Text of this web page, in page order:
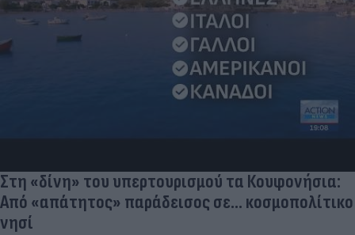
Στη «δίνη» του υπερτουρισμού τα Κουφονήσια:
Από «απάτητος» παράδεισος σε... κοσμοπολίτικο
νησί